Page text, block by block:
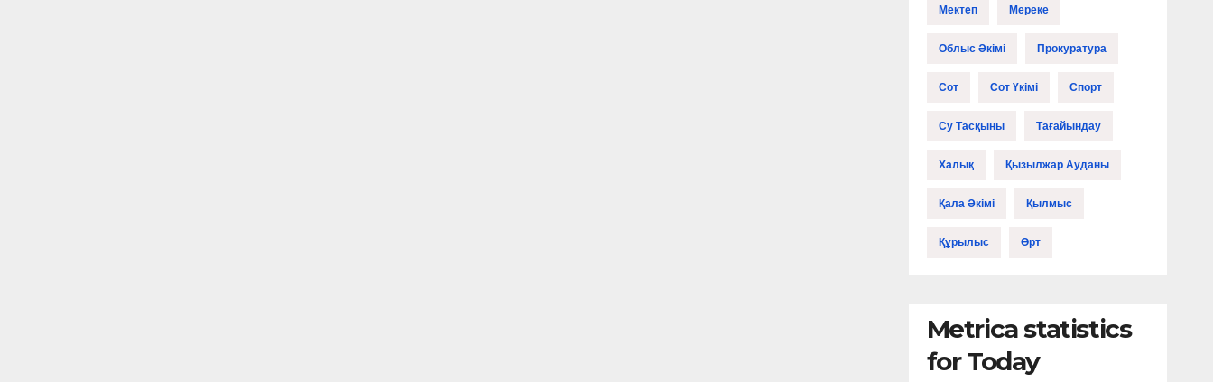
Мектеп Мереке
Облыс Әкімі Прокуратура
Сот Сот Үкімі Спорт
Су Тасқыны Тағайындау
Халық Қызылжар Ауданы
Қала Әкімі Қылмыс
Құрылыс Өрт
Metrica statistics
for Today